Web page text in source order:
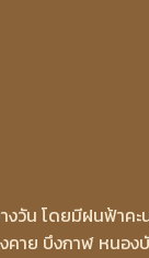
วัน โดยมีฝนฟ้าค
คาย บึงกาฬ หน